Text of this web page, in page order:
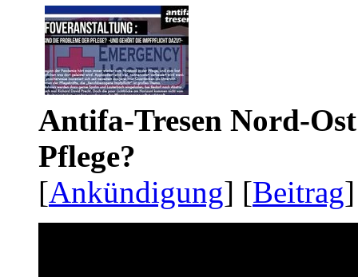
Antifa-Tresen Nord-
Pflege?
[Ankündigung] [Beitrag